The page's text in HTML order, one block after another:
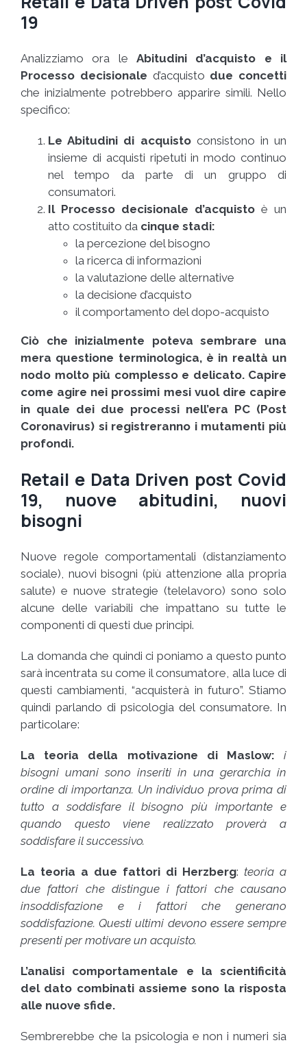
19
Analizziamo ora le Abitudini d’acquisto e il
Processo decisionale d’acquisto due concetti
che inizialmente potrebbero apparire simili. Nello
specifico:
Le Abitudini di acquistoconsistono in un
insieme di acquisti ripetuti in modo continuo
nel tempo da parte di un gruppo di
consumatori.
Il Processo decisionale d’acquisto è un
atto costituito da cinque stadi:
la percezione del bisogno
la ricerca di informazioni
la valutazione delle alternative
la decisione d’acquisto
il comportamento del dopo-acquisto
Ciò che inizialmente poteva sembrare una
mera questione terminologica, è in realtà un
nodo molto più complesso e delicato. Capire
come agire nei prossimi mesi vuol dire capire
in quale dei due processi nell’era PC (Post
Coronavirus) si registreranno i mutamenti più
profondi.
Retail e Data Driven post Covid
19, nuove abitudini, nuovi
bisogni
Nuove regole comportamentali (distanziamento
sociale), nuovi bisogni (più attenzione alla propria
salute) e nuove strategie (telelavoro) sono solo
alcune delle variabili che impattano su tutte le
componenti di questi due principi.
La domanda che quindi ci poniamo a questo punto
sarà incentrata su come il consumatore, alla luce di
questi cambiamenti, “acquisterà in futuro”. Stiamo
quindi parlando di psicologia del consumatore. In
particolare:
La teoria della motivazione di Maslow:
i
bisogni umani sono inseriti in una gerarchia in
ordine di importanza. Un individuo prova prima di
tutto a soddisfare il bisogno più importante e
quando questo viene realizzato proverà a
soddisfare il successivo.
La teoria a due fattori di Herzberg: teoria a
due fattori che distingue i fattori che causano
insoddisfazione e i fattori che generano
soddisfazione. Questi ultimi devono essere sempre
presenti per motivare un acquisto.
L’analisi comportamentale e la scientificità
del dato combinati assieme sono la risposta
alle nuove sfide.
Sembrerebbe che la psicologia e non i numeri sia